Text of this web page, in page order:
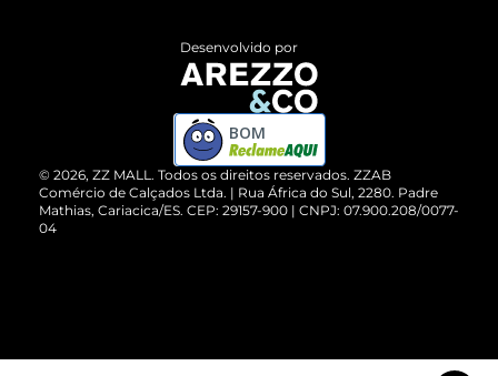
ZZ MALL é confiável
Cartão Presente
Vendas Corporativas
Devolução do Produto
Compre pelo WhatsApp
© 2026, ZZ MALL. Todos os direitos reservados. ZZAB
Comércio de Calçados Ltda. | Rua África do Sul, 2280. Padre
Mathias, Cariacica/ES. CEP: 29157-900 | CNPJ: 07.900.208/0077-
04
Desenvolvido por
BOM